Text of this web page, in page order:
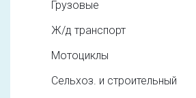
Грузовые
Ж/д транспорт
Мотоциклы
Сельхоз. и строительный